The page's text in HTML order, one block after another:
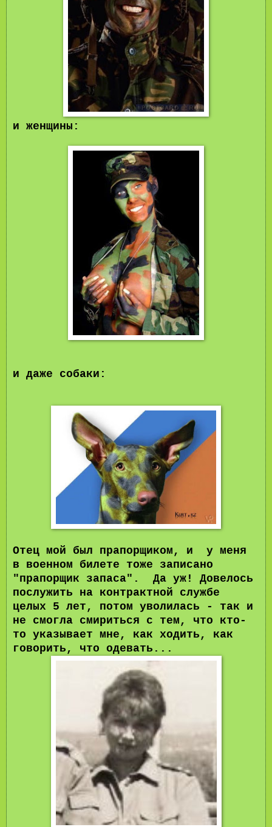
и женщины :
и даже собаки :
Отец мой был прапорщиком, и у меня
в военном билете тоже записано
"прапорщик запаса". Да уж! Довелось
послужить на контрактной службе
целых 5 лет, потом уволилась - так и
не смогла смириться с тем, что кто-
то указывает мне, как ходить, как
говорить, что одевать...